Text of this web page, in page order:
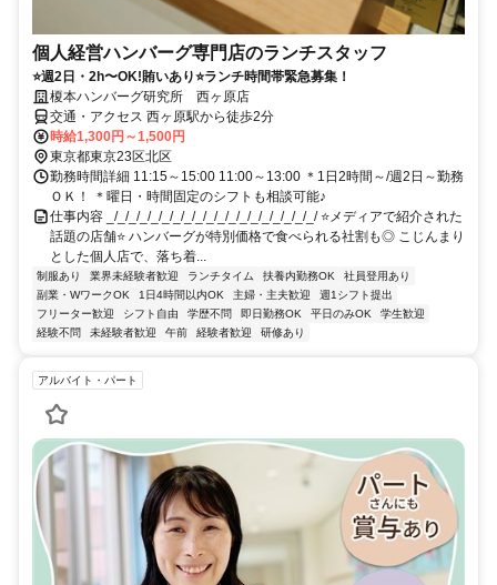
個人経営ハンバーグ専門店のランチスタッフ
⭐週2日・2h〜OK!賄いあり⭐ランチ時間帯緊急募集！
榎本ハンバーグ研究所 西ヶ原店
交通・アクセス 西ヶ原駅から徒歩2分
時給1,300円～1,500円
東京都東京23区北区
勤務時間詳細 11:15～15:00 11:00～13:00 ＊1日2時間～/週2日～勤務
ＯＫ！ ＊曜日・時間固定のシフトも相談可能♪
仕事内容 _/_/_/_/_/_/_/_/_/_/_/_/_/_/_/_/_/_/_/ ⭐メディアで紹介された
話題の店舗⭐ ハンバーグが特別価格で食べられる社割も◎ こじんまり
とした個人店で、落ち着...
制服あり 業界未経験者歓迎 ランチタイム 扶養内勤務OK
社員登用あり
副業・WワークOK
1日4時間以内OK 主婦・主夫歓迎
週1シフト提出
フリーター歓迎
シフト自由 学歴不問 即日勤務OK 平日のみOK
学生歓迎
経験不問
未経験者歓迎 午前 経験者歓迎 研修あり
アルバイト・パート